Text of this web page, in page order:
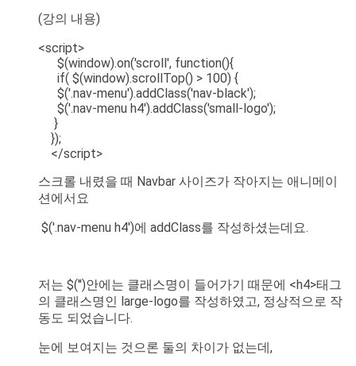
(강의 내용)
<script>
$(window).on('scroll', function(){
if( $(window).scrollTop() > 100) {
$('.nav-menu').addClass('nav-black');
$('.nav-menu h4').addClass('small-logo');
}
});
</script>
스크롤 내렸을 때 Navbar 사이즈가 작아지는 애니메이
션에서요
$('.nav-menu h4')에 addClass를 작성하셨는데요.
저는 $('')안에는 클래스명이 들어가기 때문에 <h4>태그
의 클래스명인 large-logo를 작성하였고, 정상적으로 작
동도 되었습니다.
눈에 보여지는 것으론 둘의 차이가 없는데,